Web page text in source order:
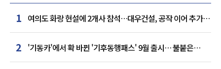
1 여의도 화랑 현설에 2개사 참석…대우건설, 공작 이어 추가
거점 확보하나
2 '기동카'에서 확 바뀐 '기후동행패스' 9월 출시… 불붙은
카드사 경쟁